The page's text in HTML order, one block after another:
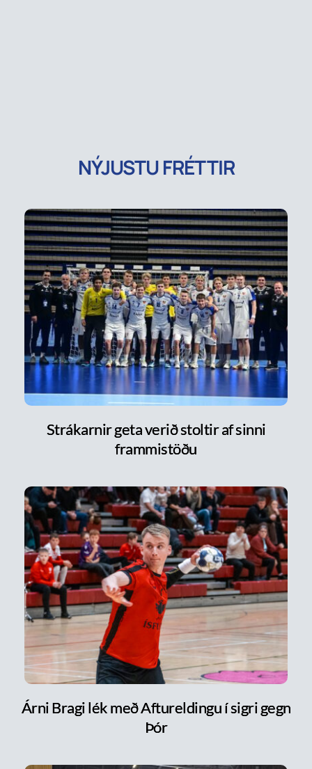
NÝJUSTU FRÉTTIR
Strákarnir geta verið stoltir af sinni
frammistöðu
Árni Bragi lék með Aftureldingu í sigri gegn
Þór